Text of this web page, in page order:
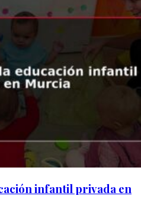
infantil privada en